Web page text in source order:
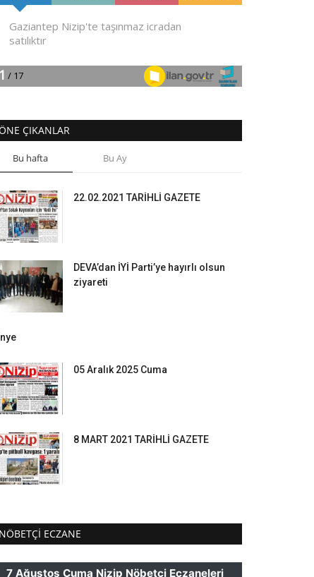
ÇIKANLAR
Bu hafta Bu Ay
22.02.2021 TARİHLİ GAZETE
DEVA’dan İYİ Parti’ye hayırlı olsun
ziyareti
05 Aralık 2025 Cuma
8 MART 2021 TARİHLİ GAZETE
NÖBETÇI ECZANE